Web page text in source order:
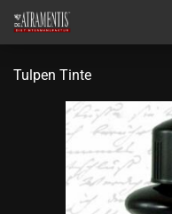
Tulpen Tinte